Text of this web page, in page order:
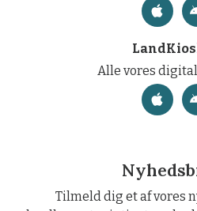
Alle vores
Tilmeld dig et af vores